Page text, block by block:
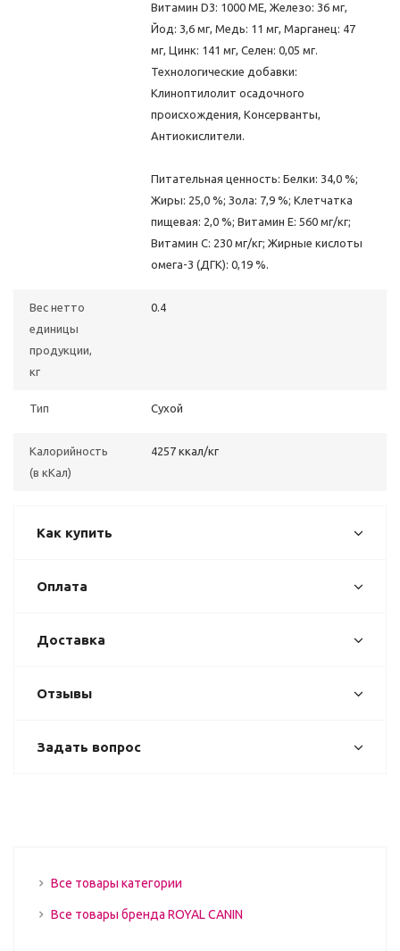
Витамин D3: 1000 ME, Железо: 36 мг,
Йод: 3,6 мг, Медь: 11 мг, Марганец: 47
мг, Цинк: 141 мг, Ceлeн: 0,05 мг.
Технологические добавки:
Клиноптилолит осадочного
происхождения, Консерванты,
Антиокислители.
Питательная ценность: Белки: 34,0 %;
Жиры: 25,0 %; Зола: 7,9 %; Клетчатка
пищевая: 2,0 %; Витамин E: 560 мг/кг;
Витамин C: 230 мг/кг; Жирные кислоты
oмега-3 (ДГК): 0,19 %.
Вес нетто
единицы
продукции,
кг
0.4
Тип Сухой
Калорийность
(в кКал)
4257 ккал/кг
Как купить
Оплата
Доставка
Отзывы
Задать вопрос
Все товары категории
Все товары бренда ROYAL CANIN